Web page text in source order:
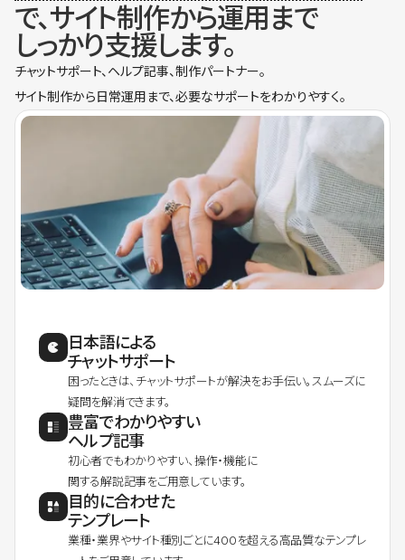
で、サイト制作から運用まで
しっかり支援します。
チャットサポート、ヘルプ記事、制作パートナー。
サイト制作から日常運用まで、必要なサポートをわかりやすく。
日本語による
チャットサポート
困ったときは、チャットサポートが解決をお手伝い。スムーズに
疑問を解消できます。
豊富でわかりやすい
ヘルプ記事
初心者でもわかりやすい、操作・機能に
関する解説記事をご用意しています。
目的に合わせた
テンプレート
業種・業界やサイト種別ごとに400を超える高品質なテンプレ